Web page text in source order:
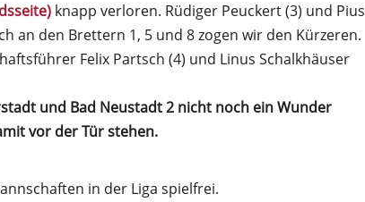
knapp verloren. Rüdiger Peuckert (3) und Pius
an den Brettern 1, 5 und 8 zogen wir den Kürzeren.
Felix Partsch (4) und Linus Schalkhäuser
und Bad Neustadt 2 nicht noch ein Wunder
vor der Tür stehen.
in der Liga spielfrei.